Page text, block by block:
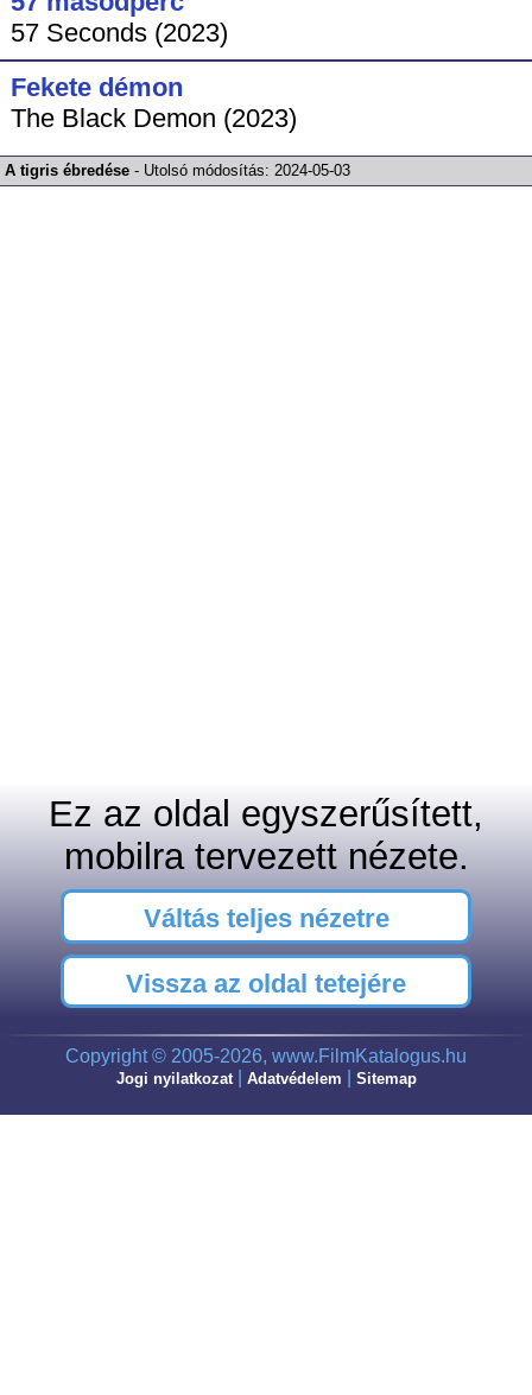
57 Seconds (2023)
Fekete démon
The Black Demon (2023)
A tigris ébredése - Utolsó módosítás:2024-05-03
Ez az oldal egyszerűsített,
mobilra tervezett nézete.
Váltás teljes nézetre
Vissza az oldal tetejére
Copyright © 2005-2026, www.FilmKatalogus.hu
Jogi nyilatkozat| Adatvédelem Sitemap